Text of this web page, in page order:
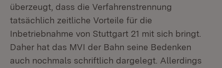
überzeugt, dass die Verfahrenstrennung
tatsächlich zeitliche Vorteile für die
Inbetriebnahme von Stuttgart 21 mit sich bringt.
Daher hat das MVI der Bahn seine Bedenken
auch nochmals schriftlich dargelegt. Allerdings